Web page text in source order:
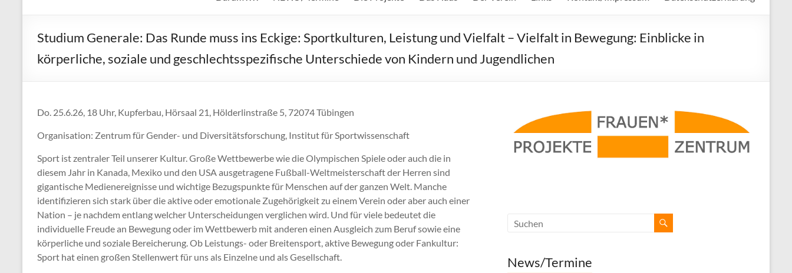
Studium Generale: Das Runde muss ins Eckige: Sportkulturen, Leistung und Vielfalt – Vielfalt in Bewegung: Einblicke in
körperliche, soziale und geschlechtsspezifische Unterschiede von Kindern und Jugendlichen
Do. 25.6.26, 18 Uhr, Kupferbau, Hörsaal 21, Hölderlinstraße 5, 72074 Tübingen
Organisation: Zentrum für Gender- und Diversitätsforschung, Institut für Sportwissenschaft
Sport ist zentraler Teil unserer Kultur. Große Wettbewerbe wie die Olympischen Spiele oder auch die in
diesem Jahr in Kanada, Mexiko und den USA ausgetragene Fußball-Weltmeisterschaft der Herren sind
gigantische Medienereignisse und wichtige Bezugspunkte für Menschen auf der ganzen Welt. Manche
identifizieren sich stark über die aktive oder emotionale Zugehörigkeit zu einem Verein oder aber auch einer
Nation – je nachdem entlang welcher Unterscheidungen verglichen wird. Und für viele bedeutet die
individuelle Freude an Bewegung oder im Wettbewerb mit anderen einen Ausgleich zum Beruf sowie eine
körperliche und soziale Bereicherung. Ob Leistungs- oder Breitensport, aktive Bewegung oder Fankultur:
Sport hat einen großen Stellenwert für uns als Einzelne und als Gesellschaft.
News/Termine